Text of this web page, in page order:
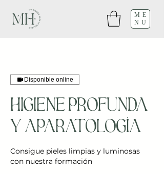
ME
NU
Disponible online
Higiene profunda
y aparatología
Consigue pieles limpias y luminosas
con nuestra formación